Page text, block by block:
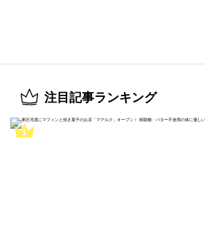
注目記事ランキング